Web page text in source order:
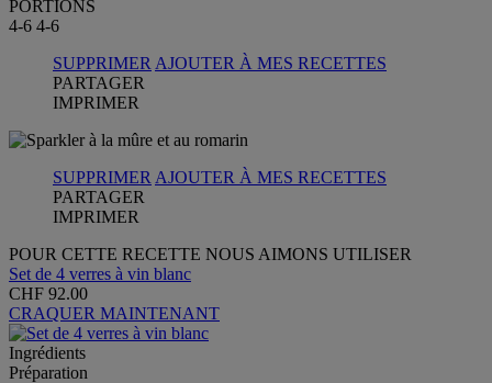
PORTIONS
4-6 4-6
SUPPRIMER AJOUTER À MES RECETTES
PARTAGER
IMPRIMER
SUPPRIMER AJOUTER À MES RECETTES
PARTAGER
IMPRIMER
POUR CETTE RECETTE NOUS AIMONS UTILISER
Set de 4 verres à vin blanc
CHF 92.00
CRAQUER MAINTENANT
Ingrédients
Préparation